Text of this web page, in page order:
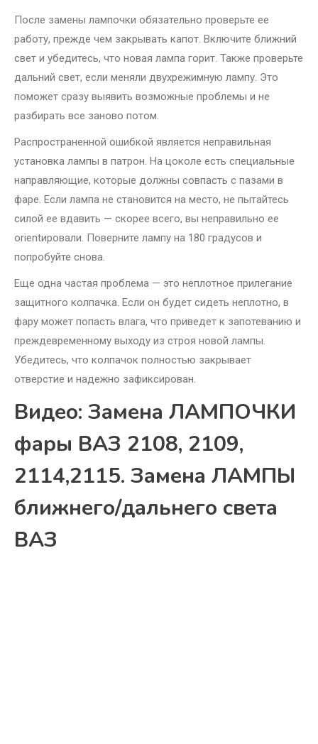
После замены лампочки обязательно проверьте ее
работу, прежде чем закрывать капот. Включите ближний
свет и убедитесь, что новая лампа горит. Также проверьте
дальний свет, если меняли двухрежимную лампу. Это
поможет сразу выявить возможные проблемы и не
разбирать все заново потом.
Распространенной ошибкой является неправильная
установка лампы в патрон. На цоколе есть специальные
направляющие, которые должны совпасть с пазами в
фаре. Если лампа не становится на место, не пытайтесь
силой ее вдавить — скорее всего, вы неправильно ее
orientировали. Поверните лампу на 180 градусов и
попробуйте снова.
Еще одна частая проблема — это неплотное прилегание
защитного колпачка. Если он будет сидеть неплотно, в
фару может попасть влага, что приведет к запотеванию и
преждевременному выходу из строя новой лампы.
Убедитесь, что колпачок полностью закрывает
отверстие и надежно зафиксирован.
Видео: Замена ЛАМПОЧКИ
фары ВАЗ 2108, 2109,
2114,2115. Замена ЛАМПЫ
ближнего/дальнего света
ВАЗ